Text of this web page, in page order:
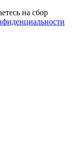
на сбор